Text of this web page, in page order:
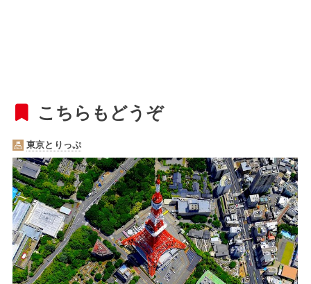
こちらもどうぞ